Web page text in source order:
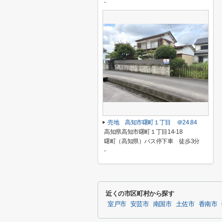
-
売地 高知市曙町１丁目 ＠24.84
高知県高知市曙町１丁目14-18
曙町（高知県）バス停下車 徒歩3分
-
近くの市区町村から探す
室戸市 安芸市 南国市 土佐市 香南市